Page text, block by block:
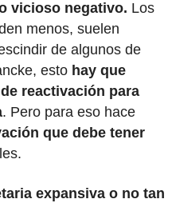
vicioso negativo. Los
menos, suelen
de algunos de
esto hay que
reactivación para
. Pero para eso hace
que debe tener
expansiva o no tan